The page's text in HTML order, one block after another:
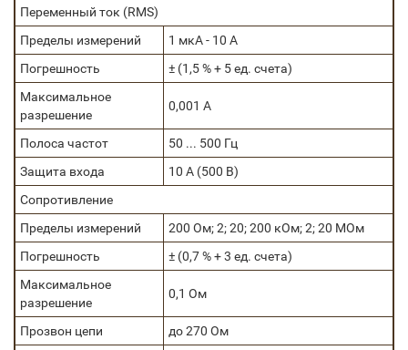
Переменный ток (RMS)
Пределы измерений
1 мкА - 10 А
Погрешность
± (1,5 % + 5 ед. счета)
Максимальное
разрешение
0,001 А
Полоса частот
50 ... 500 Гц
Защита входа
10 А (500 В)
Сопротивление
Пределы измерений
200 Ом; 2; 20; 200 кОм; 2; 20 МОм
Погрешность
± (0,7 % + 3 ед. счета)
Максимальное
разрешение
0,1 Ом
Прозвон цепи
до 270 Ом